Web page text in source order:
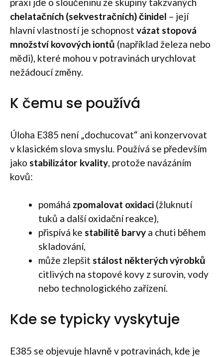
chelatačních (sekvestračních) činidel – její
hlavní vlastností je schopnost vázat stopová
množství kovových iontů (například železa nebo
mědi), které mohou v potravinách urychlovat
nežádoucí změny.
K čemu se používá
Úloha E385 není „dochucovat“ ani konzervovat
v klasickém slova smyslu. Používá se především
jako stabilizátor kvality , protože navázáním
kovů:
pomáhá zpomalovat oxidaci (žluknutí
tuků a další oxidační reakce),
přispívá ke stabilitě barvy a chuti během
skladování,
může zlepšit stálost některých výrobků
citlivých na stopové kovy z surovin, vody
nebo technologického zařízení.
Kde se typicky vyskytuje
E385 se objevuje hlavně v potravinách, kde je